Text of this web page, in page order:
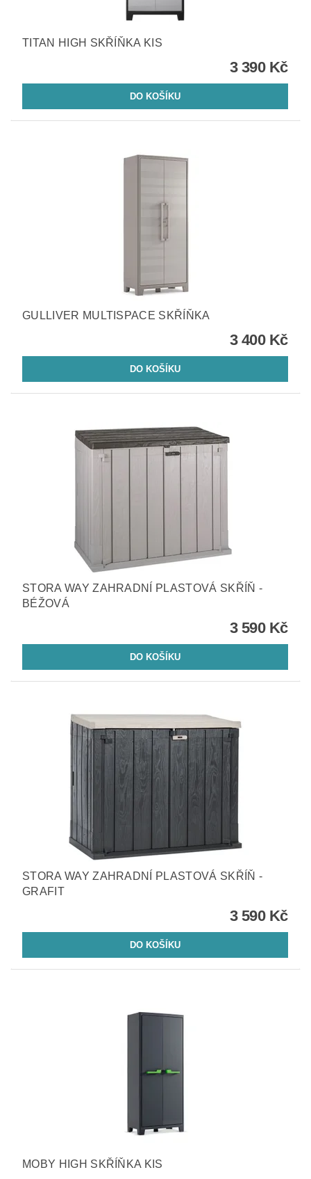
TITAN HIGH SKŘÍŇKA KIS
3 390 Kč
GULLIVER MULTISPACE SKŘÍŇKA
3 400 Kč
STORA WAY ZAHRADNÍ PLASTOVÁ SKŘÍŇ -
BÉŽOVÁ
3 590 Kč
STORA WAY ZAHRADNÍ PLASTOVÁ SKŘÍŇ -
GRAFIT
3 590 Kč
MOBY HIGH SKŘÍŇKA KIS